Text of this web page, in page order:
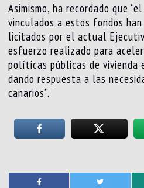
Asimismo, ha recordado que
vinculados a estos fondos
licitados por el actual
esfuerzo realizado para
políticas públicas de vivienda
dando respuesta a las
canarios”.